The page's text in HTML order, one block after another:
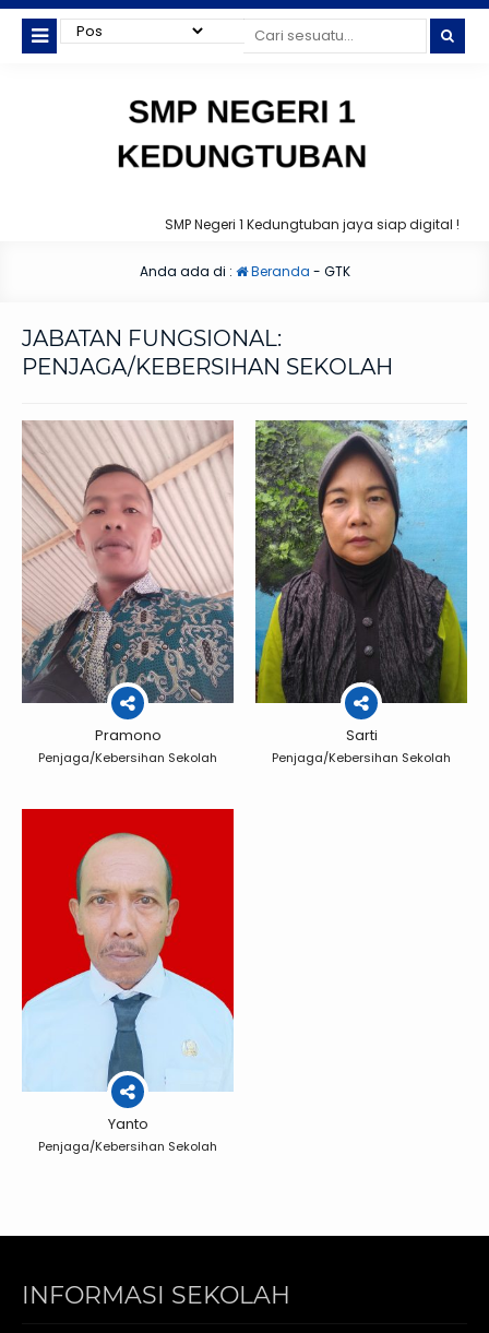
SMP Negeri 1 Kedungtuban jaya siap digital !
Anda ada di : Beranda - GTK
JABATAN FUNGSIONAL:
PENJAGA/KEBERSIHAN SEKOLAH
Pramono
Penjaga/Kebersihan Sekolah
Sarti
Penjaga/Kebersihan Sekolah
Yanto
Penjaga/Kebersihan Sekolah
INFORMASI SEKOLAH